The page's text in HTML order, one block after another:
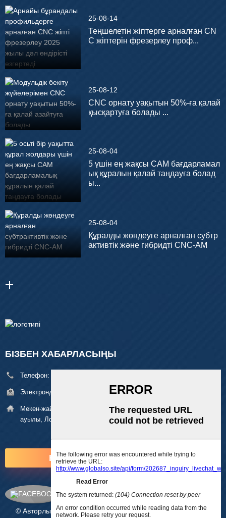
25-08-14
Теңшелетін жіптерге арналған CN
C жіптерін фрезерлеу проф...
25-08-12
CNC орнату уақытын 50%-ға қалай
қысқартуға болады ...
25-08-04
5 үшін ең жақсы CAM бағдарламал
ық құралын қалай таңдауға болад
ы...
25-08-04
Құралды жөндеуге арналған субтр
активтік және гибридті CNC-AM
БІЗБЕН ХАБАРЛАСЫҢЫ
Телефон:
Электрондық пошта: alan@pftworld.com
Мекен-жайы:
49 ғимарат, Фумин индустриялық паркі, Пинху
ауылы, Лонгган ауданы, Шэньчжэнь Zip: 518111
ҚАЗІР СҰРАУ
© Авторлық құқық - 2010-2025: Барлық құқықтар қорғалған.